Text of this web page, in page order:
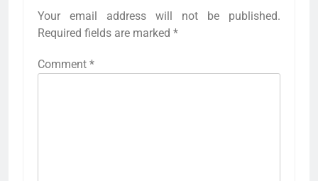
Your email address will not be published.
Required fields are marked *
Comment *